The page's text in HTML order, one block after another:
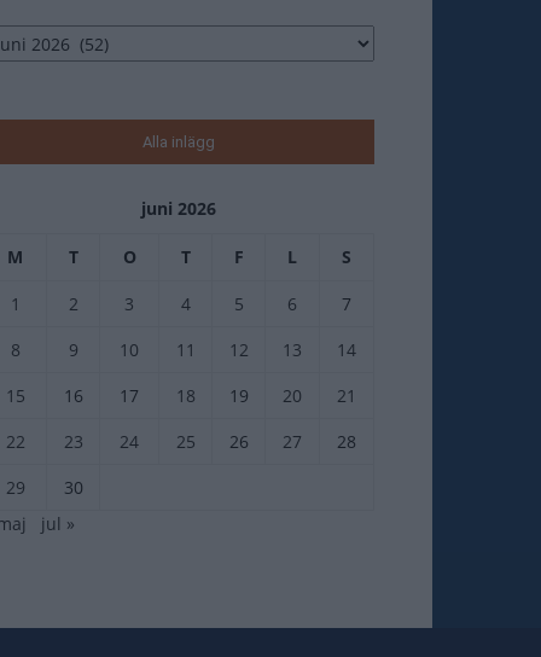
Alla inlägg
juni 2026
M T O T F L S
1 2 3 4 5 6
7
8
9 10 11 12 13
14
15
16 17 18 19 20
21
22
23 24 25 26 27
28
29
30
jul »